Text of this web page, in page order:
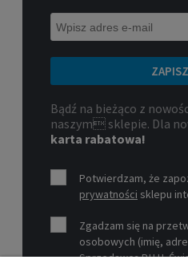
Bądź na bieżąco z
naszym sklepie. Dla
karta rabatowa!
Potwierdzam, że
prywatności sklepu
Zgadzam się na
osobowych (imię,
Sprzedawcę P.H.U.